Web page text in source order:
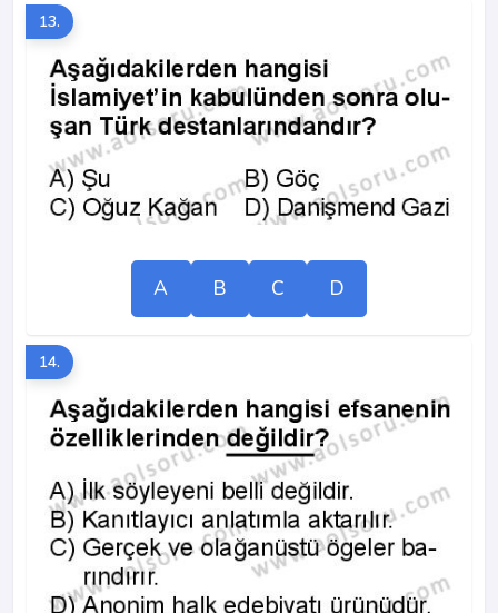
13.
A B C D
14.